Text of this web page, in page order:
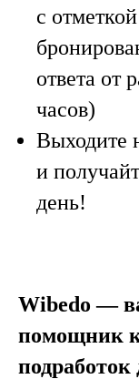
с
ответа от
часов)
Выходите
и
день!
Wibedo —
помощник